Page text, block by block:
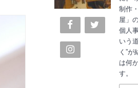
制作
屋」
個人
いう
く”
は何
す。